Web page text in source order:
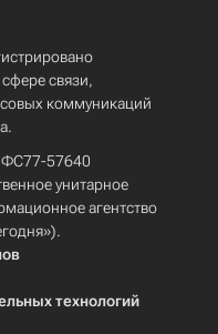
связи,
коммуникаций
ФС77-57640
унитарное
агентство
технологий